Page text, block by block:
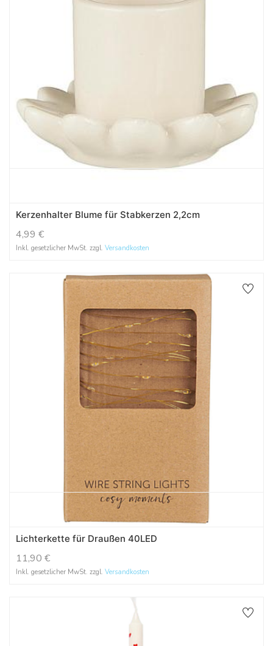
Kerzenhalter Blume für Stabkerzen 2,2cm
4,99 €
Inkl. gesetzlicher MwSt. zzgl. Versandkosten
Lichterkette für Draußen 40LED
11,90 €
Inkl. gesetzlicher MwSt. zzgl. Versandkosten